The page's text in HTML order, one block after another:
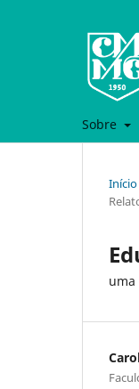
Sobre
Início